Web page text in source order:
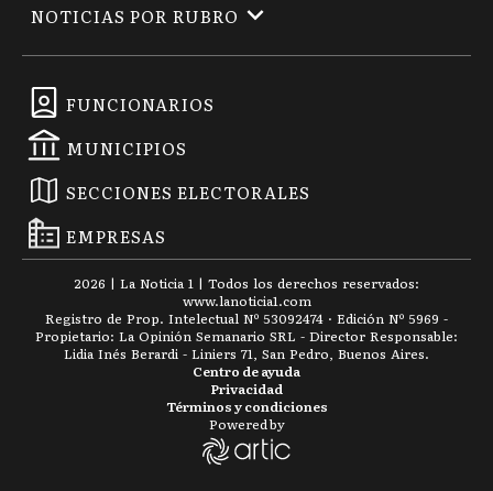
FUNCIONARIOS
MUNICIPIOS
SECCIONES ELECTORALES
EMPRESAS
NOTICIAS POR RUBRO
2026 | La Noticia 1 | Todos los derechos reservados:
www.lanoticia1.com
Registro de Prop. Intelectual Nº 53092474 · Edición Nº 5969 -
Propietario: La Opinión Semanario SRL - Director Responsable:
Lidia Inés Berardi - Liniers 71, San Pedro, Buenos Aires.
Términos y condiciones
Privacidad
Centro de ayuda
Powered by